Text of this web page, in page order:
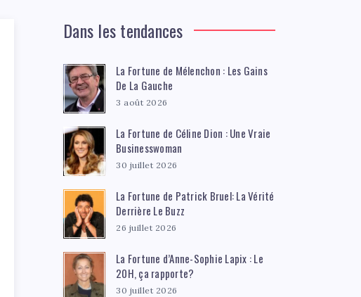
Dans les tendances
La Fortune de Mélenchon : Les Gains
De La Gauche
3 août 2026
La Fortune de Céline Dion : Une Vraie
Businesswoman
30 juillet 2026
La Fortune de Patrick Bruel: La Vérité
Derrière Le Buzz
26 juillet 2026
La Fortune d’Anne-Sophie Lapix : Le
20H, ça rapporte?
30 juillet 2026